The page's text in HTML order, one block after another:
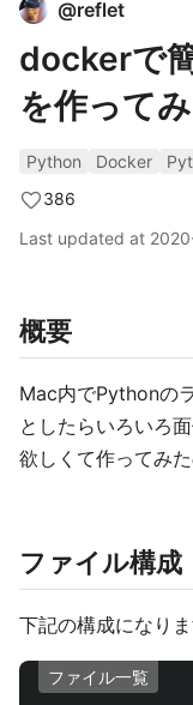
@reflet
dockerで
を作って
Python Docker
386
Last updated at
概要
Mac内でPythonの
としたらいろいろ
欲しくて作ってみた
ファイル構成
下記の構成になりま
ファイル一覧